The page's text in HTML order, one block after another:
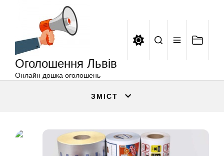
Оголошення Львів
Онлайн дошка оголошень
ЗМІСТ